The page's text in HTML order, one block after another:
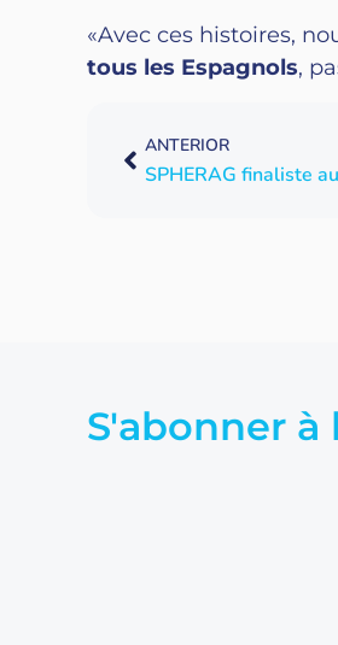
«Avec ces histoires,
tous les Espagnols,
ANTERIOR
SPHERAG finaliste
S'abonner